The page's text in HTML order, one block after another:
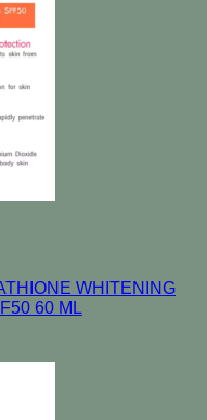
WHITENING
60 ML